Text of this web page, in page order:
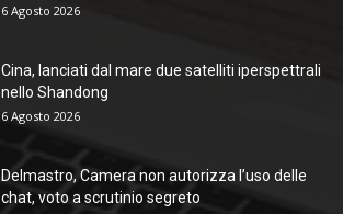
6 Agosto 2026
Cina, lanciati dal mare due satelliti iperspettrali
nello Shandong
6 Agosto 2026
Delmastro, Camera non autorizza l’uso delle
chat, voto a scrutinio segreto